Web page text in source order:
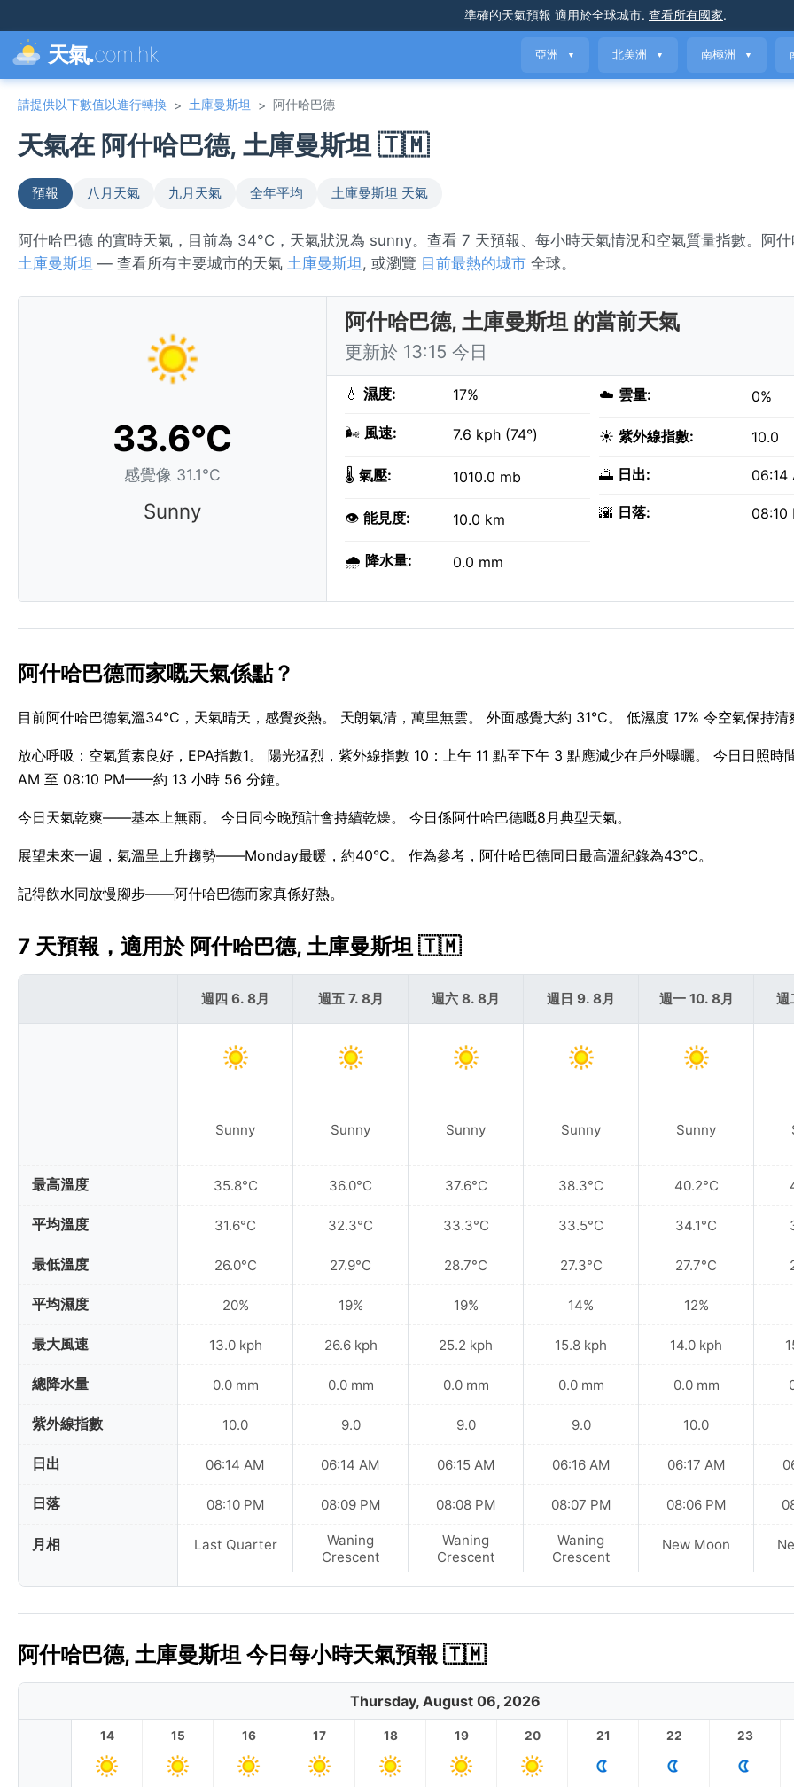
準確的天氣預報 適用於全球城市. 查看所有國家.
天氣.com.hk 亞洲 ▼ 北美洲 ▼ 南極洲 ▼
請提供以下數值以進行轉換 > 土庫曼斯坦 > 阿什哈巴德
天氣在 阿什哈巴德, 土庫曼斯坦 🇹🇲
預報 八月天氣 九月天氣 全年平均 土庫曼斯坦 天氣
阿什哈巴德 的實時天氣，目前為 34°C，天氣狀況為 sunny。查看 7 天預報、每小時天氣情況和空氣質量指數。阿
土庫曼斯坦 — 查看所有主要城市的天氣 土庫曼斯坦, 或瀏覽 目前最熱的城市 全球。
33.6°C
感覺像 31.1°C
Sunny
阿什哈巴德, 土庫曼斯坦 的當前天氣
更新於 13:15 今日
💧 濕度: 17%
🌬️ 風速: 7.6 kph (74°)
🌡️ 氣壓: 1010.0 mb
👁️ 能見度: 10.0 km
🌧️ 降水量: 0.0 mm
☁️ 雲量: 0%
☀️ 紫外線指數: 10.0
🌅 日出: 06:14
🌇 日落: 08:10
阿什哈巴德而家嘅天氣係點？
目前阿什哈巴德氣溫34°C，天氣晴天，感覺炎熱。 天朗氣清，萬里無雲。 外面感覺大約 31°C。 低濕度 17% 令空氣保持清
放心呼吸：空氣質素良好，EPA指數1。 陽光猛烈，紫外線指數 10：上午 11 點至下午 3 點應減少在戶外曝曬。 今日日照時
AM 至 08:10 PM——約 13 小時 56 分鐘。
今日天氣乾爽——基本上無雨。 今日同今晚預計會持續乾燥。 今日係阿什哈巴德嘅8月典型天氣。
展望未來一週，氣溫呈上升趨勢——Monday最暖，約40°C。 作為參考，阿什哈巴德同日最高溫紀錄為43°C。
記得飲水同放慢腳步——阿什哈巴德而家真係好熱。
7 天預報，適用於 阿什哈巴德, 土庫曼斯坦 🇹🇲
最高溫度
平均溫度
最低溫度
平均濕度
最大風速
總降水量
紫外線指數
日出
日落
月相
週四 6. 8月
Sunny
35.8°C
31.6°C
26.0°C
20%
13.0 kph
0.0 mm
10.0
06:14 AM
08:10 PM
Last Quarter
週五 7. 8月
Sunny
36.0°C
32.3°C
27.9°C
19%
26.6 kph
0.0 mm
9.0
06:14 AM
08:09 PM
Waning
Crescent
週六 8. 8月
Sunny
37.6°C
33.3°C
28.7°C
19%
25.2 kph
0.0 mm
9.0
06:15 AM
08:08 PM
Waning
Crescent
週日 9. 8月
Sunny
38.3°C
33.5°C
27.3°C
14%
15.8 kph
0.0 mm
9.0
06:16 AM
08:07 PM
Waning
Crescent
週一 10. 8月
Sunny
40.2°C
34.1°C
27.7°C
12%
14.0 kph
0.0 mm
10.0
06:17 AM
08:06 PM
New Moon
週
阿什哈巴德, 土庫曼斯坦 今日每小時天氣預報 🇹🇲
Thursday, August 06, 2026
14 15 16 17 18 19 20 21 22 23